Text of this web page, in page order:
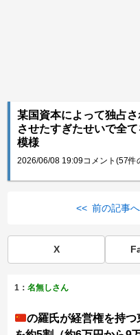
某国資本によって独占
させたすぎたせいで全
模様
2026/06/08 19:09コメント(57件
<< 前の記事へ
X
1：名無しさん
の羅氏が経営権を持